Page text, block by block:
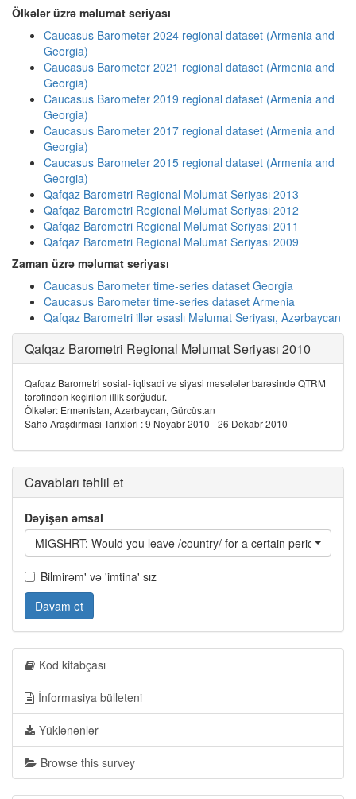
Ölkələr üzrə məlumat seriyası
Caucasus Barometer 2024 regional dataset (Armenia and
Georgia)
Caucasus Barometer 2021 regional dataset (Armenia and
Georgia)
Caucasus Barometer 2019 regional dataset (Armenia and
Georgia)
Caucasus Barometer 2017 regional dataset (Armenia and
Georgia)
Caucasus Barometer 2015 regional dataset (Armenia and
Georgia)
Qafqaz Barometri Regional Məlumat Seriyası 2013
Qafqaz Barometri Regional Məlumat Seriyası 2012
Qafqaz Barometri Regional Məlumat Seriyası 2011
Qafqaz Barometri Regional Məlumat Seriyası 2009
Zaman üzrə məlumat seriyası
Caucasus Barometer time-series dataset Georgia
Caucasus Barometer time-series dataset Armenia
Qafqaz Barometri illər əsaslı Məlumat Seriyası, Azərbaycan
Qafqaz Barometri Regional Məlumat Seriyası 2010
Qafqaz Barometri sosial- iqtisadi və siyasi məsələlər barəsində QTRM
tərəfindən keçirilən illik sorğudur.
Ölkələr: Ermənistan, Azərbaycan, Gürcüstan
Sahə Araşdırması Tarixləri : 9 Noyabr 2010 - 26 Dekabr 2010
Cavabları təhlil et
Dəyişən əmsal
MIGSHRT: Would you leave /country/ for a certain period?
Bilmirəm' və 'imtina' sız
Davam et
Kod kitabçası
İnformasiya bülleteni
Yüklənənlər
Browse this survey